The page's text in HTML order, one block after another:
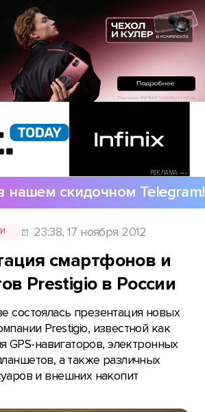
РЕКЛАМА •••
скидочном Telegram!
23:38, 17 ноября 2012
смартфонов и
Prestigio в России
состоялась презентация новых
Prestigio, известной как
GPS-навигаторов, электронных
а также различных
и внешних накопит